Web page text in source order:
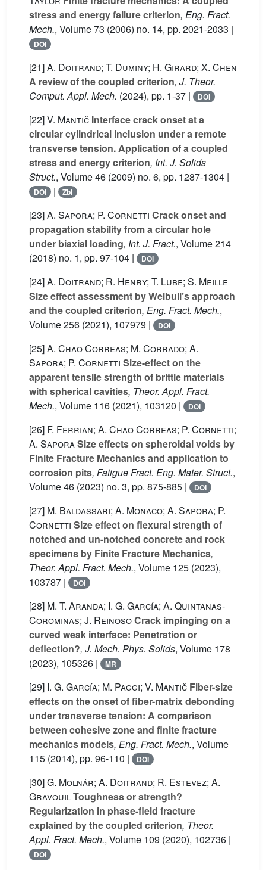
stress and energy failure criterion, Eng. Fract.
Mech., Volume 73 (2006) no. 14, pp. 2021-2033 |
DOI
[21]A. Doitrand; T. Duminy; H. Girard; X. Chen
A review of the coupled criterion, J. Theor.
Comput. Appl. Mech. (2024), pp. 1-37 | DOI
[22]V. Mantič Interface crack onset at a
circular cylindrical inclusion under a remote
transverse tension. Application of a coupled
stress and energy criterion, Int. J. Solids
Struct., Volume 46 (2009) no. 6, pp. 1287-1304 |
DOI | Zbl
[23]A. Sapora; P. Cornetti Crack onset and
propagation stability from a circular hole
under biaxial loading, Int. J. Fract., Volume 214
(2018) no. 1, pp. 97-104 |
DOI
[24]A. Doitrand; R. Henry; T. Lube; S. Meille
Size effect assessment by Weibull’s approach
and the coupled criterion, Eng. Fract. Mech.,
Volume 256 (2021), 107979 | DOI
[25]A. Chao Correas; M. Corrado; A.
Sapora; P. Cornetti Size-effect on the
apparent tensile strength of brittle materials
with spherical cavities, Theor. Appl. Fract.
Mech., Volume 116 (2021), 103120 | DOI
[26] F. Ferrian; A. Chao Correas; P. Cornetti;
A. SaporaSize effects on spheroidal voids by
Finite Fracture Mechanics and application to
corrosion pits, Fatigue Fract. Eng. Mater. Struct.,
Volume 46 (2023) no. 3, pp. 875-885 | DOI
[27] M. Baldassari; A. Monaco; A. Sapora; P.
Cornetti Size effect on flexural strength of
notched and un-notched concrete and rock
specimens by Finite Fracture Mechanics,
Theor. Appl. Fract. Mech., Volume 125 (2023),
103787 |
DOI
[28] M. T. Aranda; I. G. García; A. Quintanas-
Corominas; J. ReinosoCrack impinging on a
curved weak interface: Penetration or
deflection?, J. Mech. Phys. Solids, Volume 178
(2023), 105326 |
MR
[29] I. G. García; M. Paggi; V. Mantič Fiber-size
effects on the onset of fiber-matrix debonding
under transverse tension: A comparison
between cohesive zone and finite fracture
mechanics models, Eng. Fract. Mech., Volume
115 (2014), pp. 96-110 | DOI
[30]G. Molnár; A. Doitrand; R. Estevez; A.
GravouilToughness or strength?
Regularization in phase-field fracture
explained by the coupled criterion, Theor.
Appl. Fract. Mech., Volume 109 (2020), 102736 |
DOI